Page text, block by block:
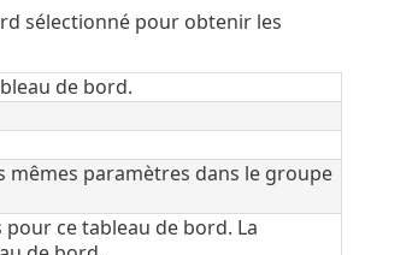
sélectionné pour obtenir les
de bord.
mêmes paramètres dans le groupe
ce tableau de bord. La